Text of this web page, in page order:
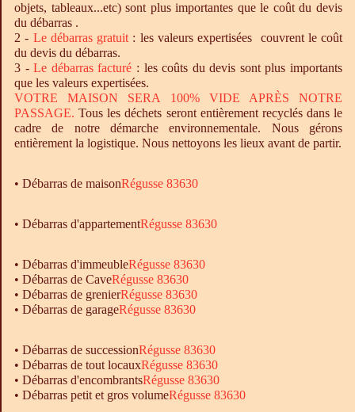
objets, tableaux...etc) sont plus importantes que le coût du devis
du débarras .
2 - Le débarrasgratuit : les valeurs expertisées couvrent le coût
du devis du débarras.
3 -Le débarrasfacturé : les coûts du devis sont plus importants
que les valeurs expertisées.
VOTRE MAISON SERA 100% VIDE APRÈS NOTRE
PASSAGE. Tous les déchets seront entièrement recyclés dans le
cadre de notre démarche environnementale. Nous gérons
entièrement la logistique. Nous nettoyons les lieux avant de partir.
• Débarras de maisonRégusse 83630
• Débarras d'appartementRégusse 83630
• Débarras d'immeubleRégusse 83630
• Débarras de CaveRégusse 83630
• Débarras de grenierRégusse 83630
• Débarras de garageRégusse 83630
• Débarras de successionRégusse 83630
• Débarras de tout locauxRégusse 83630
• Débarras d'encombrantsRégusse 83630
• Débarras petit et gros volumeRégusse 83630